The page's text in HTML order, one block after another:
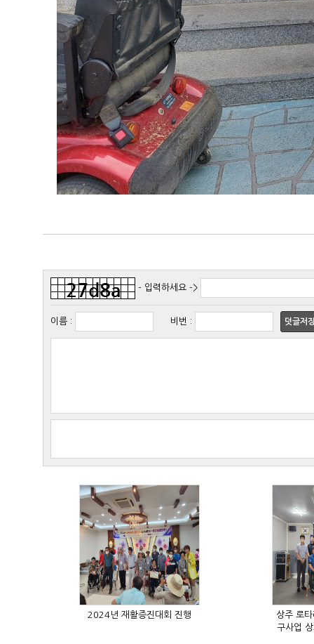
- 입력하세요 ->
이름: 비번 : 덧글저
2024년 재활증진대회 진행
구사업